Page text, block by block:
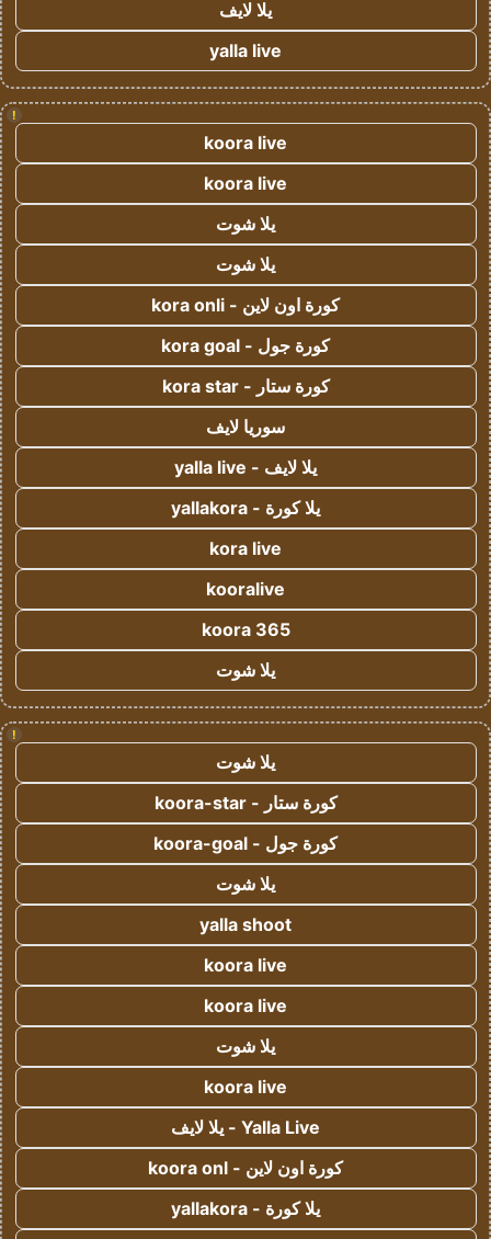
يلا لايف
yalla live
!
koora live
koora live
يلا شوت
يلا شوت
كورة اون لاين - kora onli
كورة جول - kora goal
كورة ستار - kora star
سوريا لايف
يلا لايف - yalla live
يلا كورة - yallakora
kora live
kooralive
koora 365
يلا شوت
!
يلا شوت
كورة ستار - koora-star
كورة جول - koora-goal
يلا شوت
yalla shoot
koora live
koora live
يلا شوت
koora live
Yalla Live - يلا لايف
كورة اون لاين - koora onl
يلا كورة - yallakora